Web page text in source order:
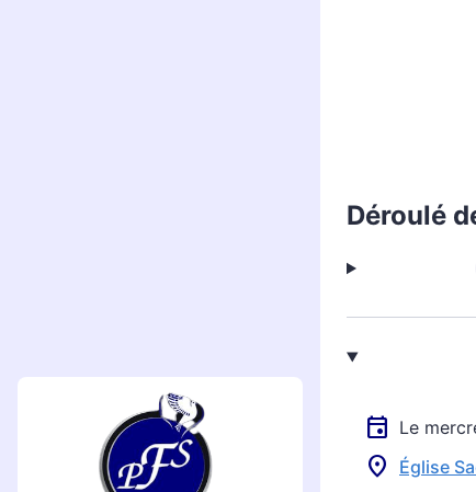
Déroulé
Le
Église